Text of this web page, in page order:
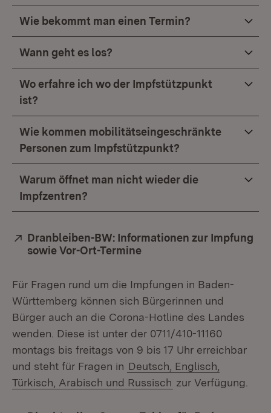
Wie bekommt man einen Termin?
Wann geht es los?
Wo erfahre ich wo der Impfstützpunkt
ist?
Wie kommen mobilitätseingeschränkte
Personen zum Impfstützpunkt?
Warum öffnet man nicht wieder die
Impfzentren?
Extern:
Dranbleiben-BW: Informationen zur Impfung
sowie Vor-Ort-Termine
Für Fragen rund um die Impfungen in Baden-
Württemberg können sich Bürgerinnen und
Bürger auch an die Corona-Hotline des Landes
wenden. Diese ist unter der 0711/410-11160
montags bis freitags von 9 bis 17 Uhr erreichbar
und steht für Fragen in Deutsch, Englisch,
Türkisch, Arabisch und Russisch zur Verfügung.